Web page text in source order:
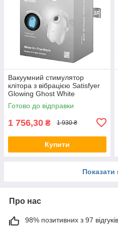
Вакуумний стимулятор
клітора з вібрацією Satisfyer
Glowing Ghost White
Готово до відправки
1 756,30 ₴ 1 930 ₴
Купити
Показати
Про нас
98% позитивних з 97